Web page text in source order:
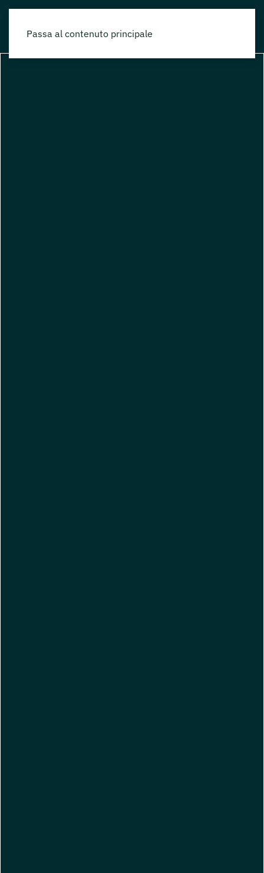
Passa al contenuto principale